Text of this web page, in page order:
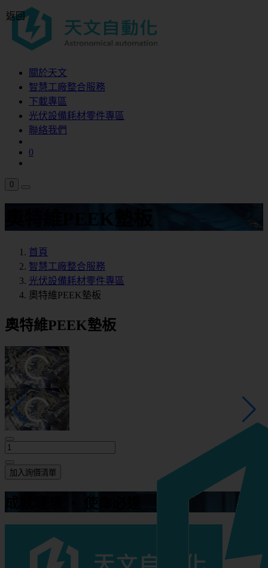
關於天文
智慧工廠整合服務
下載專區
光伏設備耗材零件專區
聯絡我們
0
0
奧特維PEEK墊板
首頁
智慧工廠整合服務
光伏設備耗材零件專區
奧特維PEEK墊板
奧特維PEEK墊板
加入詢價清單
返回